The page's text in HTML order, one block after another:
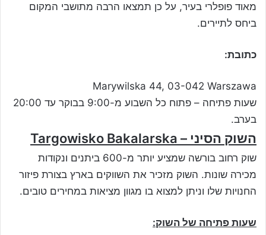
מאוד פופלרי בעיר, על כן תמצאו הרבה מתושבי המקום
ביחס לתיירים.
כתובת:
Marywilska 44, 03-042 Warszawa
שעות פתיחה – פתוח כל השבוע מ-9:00 בבוקר עד 20:00
בערב.
השוק הסיני – Targowisko Bakalarska
שוק רחוב בורשה שמציע יותר מ-600 ביתנים ונקודות
מכירה שונות. השוק מזכיר את השווקים בארץ בצורת פיזור
החנויות שלו וניתן למצוא בו מגוון מציאות במחירים טובים.
שעות פתיחה של השוק: